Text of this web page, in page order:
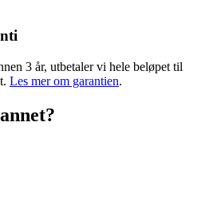
3 år, utbetaler vi hele beløpet til
Les mer om garantien.